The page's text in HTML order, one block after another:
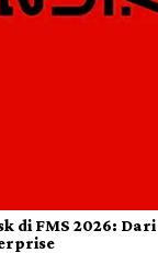
di FMS 2026: Dari